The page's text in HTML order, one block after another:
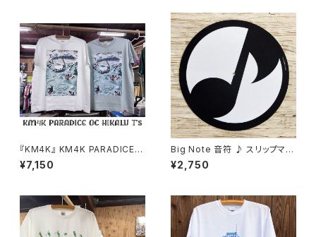
『KM4K』 KM4K PARADICE O
¥7,150
Big Note 音符 ♪ スリップマッ
ト ターンテーブルマット フェルト
製 12インチ
¥2,750